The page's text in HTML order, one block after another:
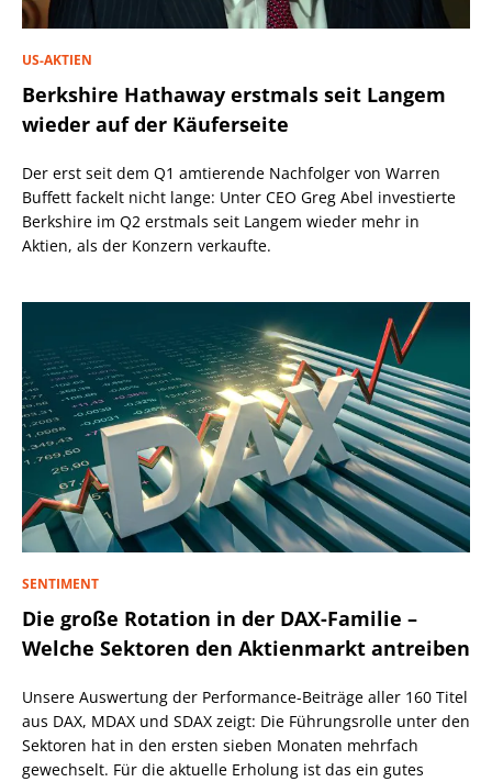
US-AKTIEN
Berkshire Hathaway erstmals seit Langem
wieder auf der Käuferseite
Der erst seit dem Q1 amtierende Nachfolger von Warren
Buffett fackelt nicht lange: Unter CEO Greg Abel investierte
Berkshire im Q2 erstmals seit Langem wieder mehr in
Aktien, als der Konzern verkaufte.
SENTIMENT
Die große Rotation in der DAX-Familie –
Welche Sektoren den Aktienmarkt antreiben
Unsere Auswertung der Performance-Beiträge aller 160 Titel
aus DAX, MDAX und SDAX zeigt: Die Führungsrolle unter den
Sektoren hat in den ersten sieben Monaten mehrfach
gewechselt. Für die aktuelle Erholung ist das ein gutes